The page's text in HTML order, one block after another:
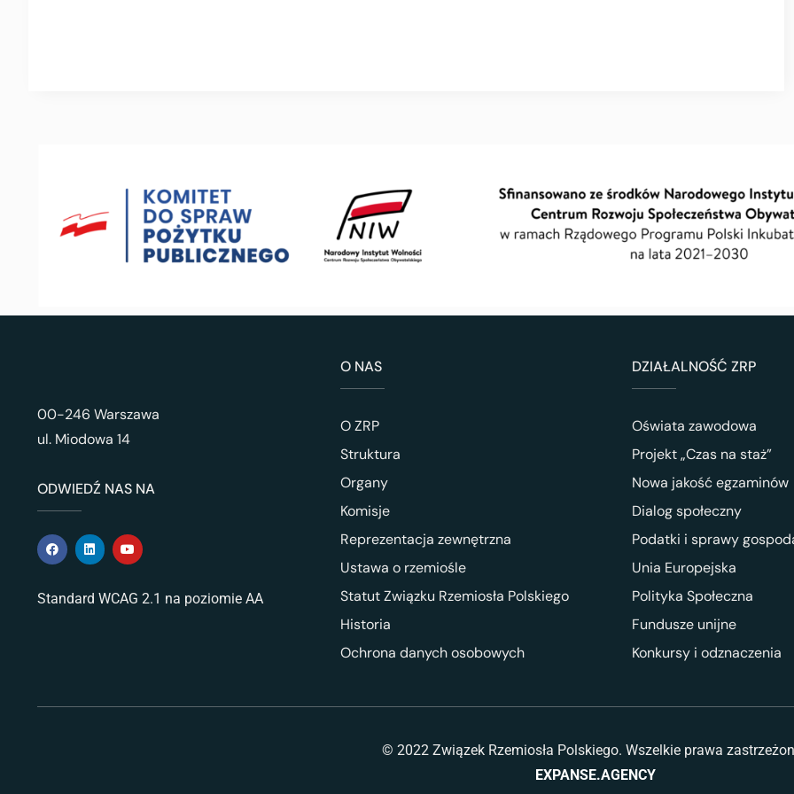
00-246 Warszawa
ul. Miodowa 14
ODWIEDŹ NAS NA
Standard WCAG 2.1 na poziomie AA
O NAS
O ZRP
Struktura
Organy
Komisje
Reprezentacja zewnętrzna
Ustawa o rzemiośle
Statut Związku Rzemiosła Polskiego
Historia
Ochrona danych osobowych
DZIAŁALNOŚĆ ZRP
Oświata zawodowa
Projekt „Czas na staż”
Nowa jakość egzaminów
Dialog społeczny
Podatki i sprawy
Unia Europejska
Polityka Społeczna
Fundusze unijne
Konkursy i odznaczenia
© 2022 Związek Rzemiosła Polskiego. Wszelkie prawa
EXPANSE.AGENCY